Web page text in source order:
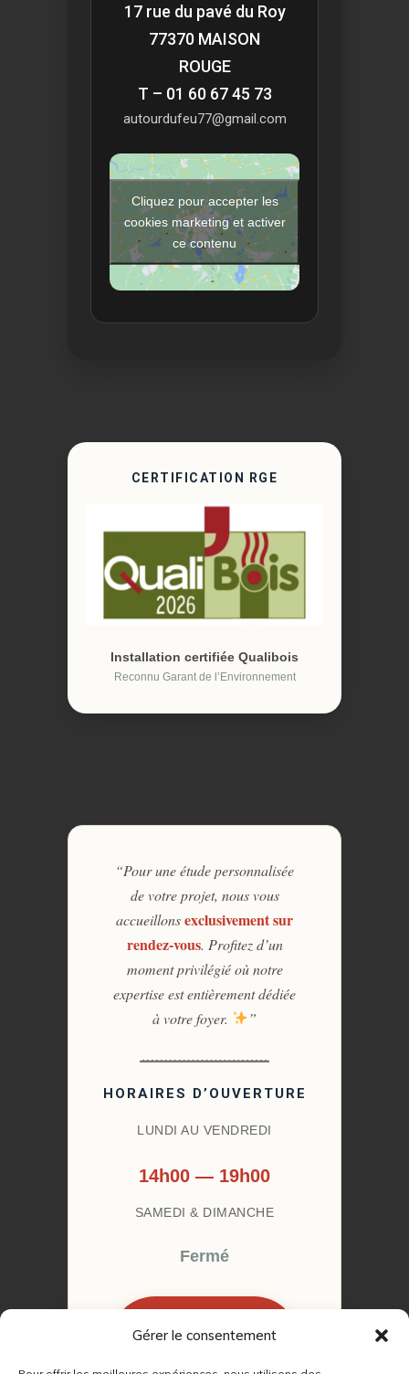
Gérer le consentement
17 rue du pavé du Roy
77370 MAISON
ROUGE
T – 01 60 67 45 73
autourdufeu77@gmail.com
Cliquez pour accepter les
cookies marketing et activer
ce contenu
CERTIFICATION RGE
Installation certifiée Qualibois
Reconnu Garant de l’Environnement
“Pour une étude personnalisée
de votre projet, nous vous
accueillonsexclusivement sur
rendez-vous. Profitez d’un
moment privilégié où notre
expertise est entièrement dédiée
à votre foyer.
”
HORAIRES D’OUVERTURE
LUNDI AU VENDREDI
14h00 — 19h00
SAMEDI & DIMANCHE
Fermé
RENDEZ-VOUS